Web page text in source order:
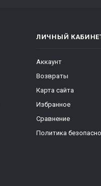
ЛИЧНЫЙ
Аккаунт
Возвраты
Карта сайта
Избранное
Сравнение
Политика